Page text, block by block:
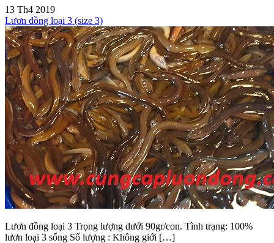
13 Th4 2019
Lươn đồng loại 3 (size 3)
Lươn đồng loại 3 Trọng lượng dưới 90gr/con. Tình trạng: 100%
lươn loại 3 sống Số lượng : Không giới […]